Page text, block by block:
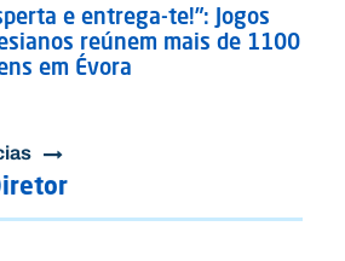
e entrega-te!”: Jogos
reúnem mais de 1100
em Évora